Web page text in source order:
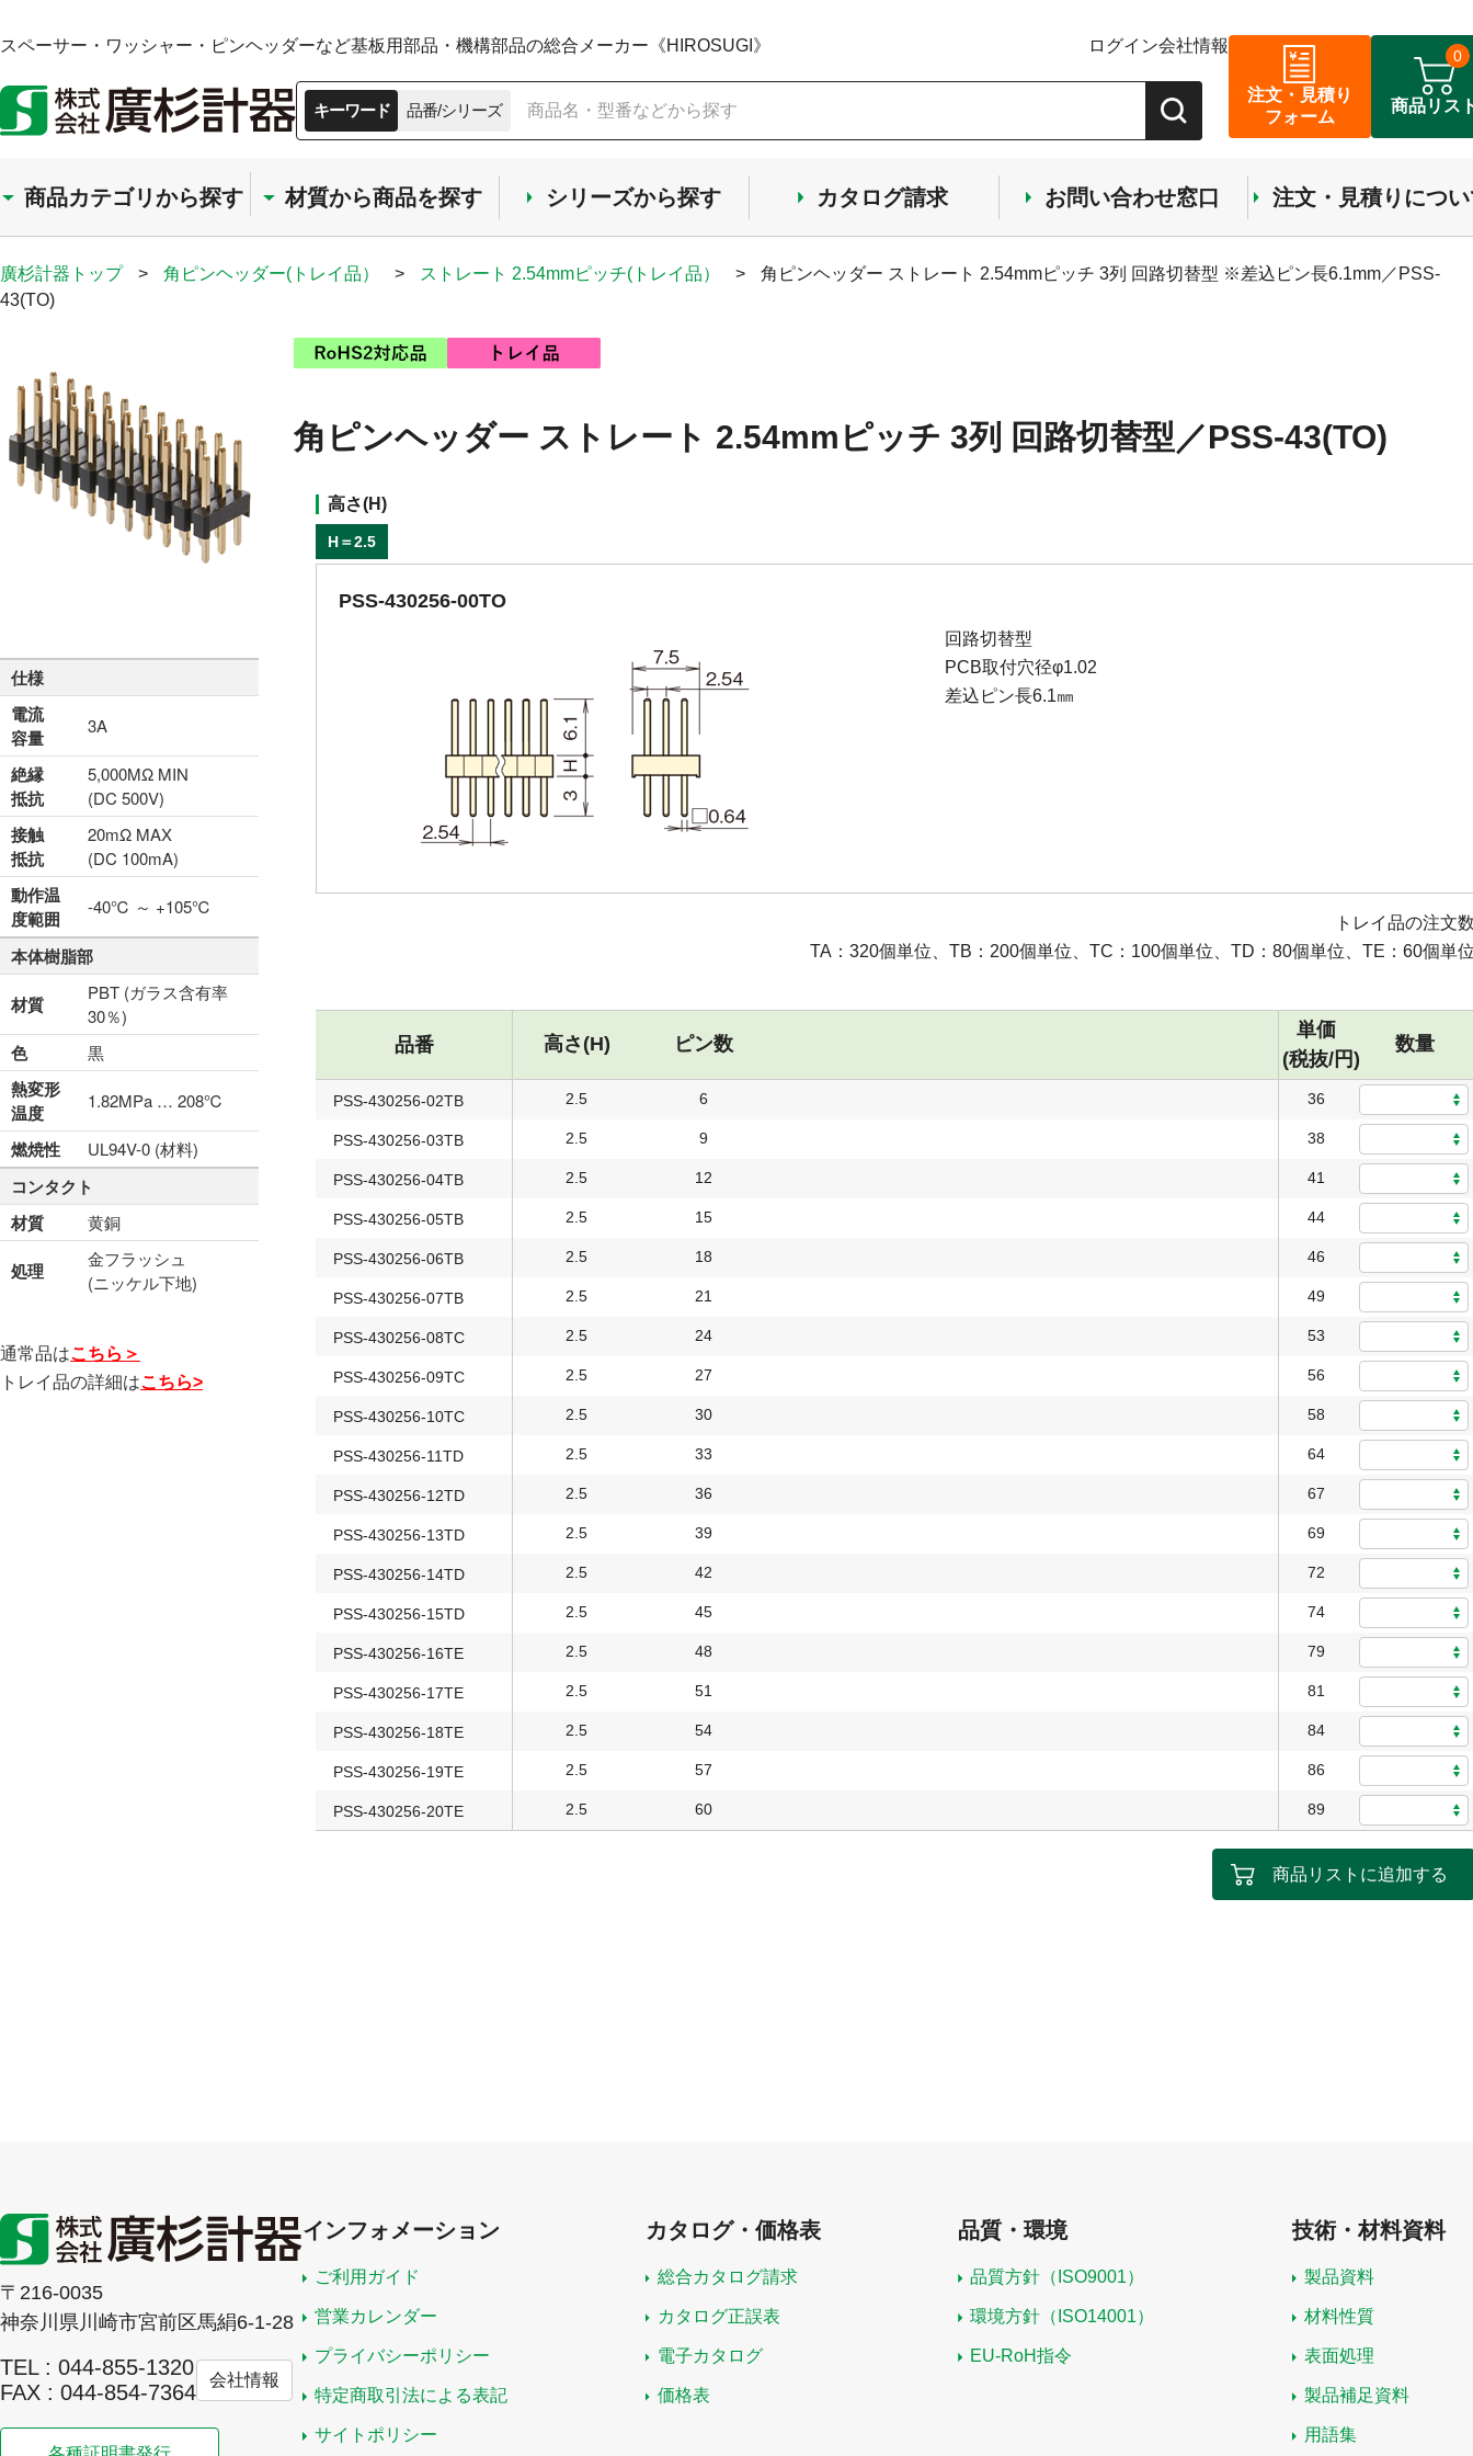
スペーサー・ワッシャー・ピンヘッダーなど基板用部品・機構部品の総合メーカー《HIROSUGI》 ログイン会社情報
キーワード 品番/シリーズ
注文・見積り
フォーム
商品リス
0
商品カテゴリから探す 材質から商品を探す シリーズから探す カタログ請求 お問い合わせ窓口 注文・見積りにつ
廣杉計器トップ > 角ピンヘッダー(トレイ品） > ストレート 2.54mmピッチ(トレイ品） >
角ピンヘッダー ストレート 2.54mmピッチ 3列 回路切替型 ※差込ピン長6.1mm／PSS-
43(TO)
仕様
電流
容量
3A
絶縁
抵抗
5,000MΩ MIN
(DC 500V)
接触
抵抗
20mΩ MAX
(DC 100mA)
動作温
度範囲
-40℃ ～ +105℃
本体樹脂部
材質
PBT (ガラス含有率
30％)
色 黒
熱変形
温度
1.82MPa … 208℃
燃焼性 UL94V-0 (材料)
コンタクト
材質
黄銅
処理
金フラッシュ
(ニッケル下地)
通常品はこちら＞
トレイ品の詳細はこちら>
角ピンヘッダー ストレート 2.54mmピッチ 3列 回路切替型／PSS-43(TO)
高さ(H)
H＝2.5
PSS-430256-00TO
回路切替型
PCB取付穴径φ1.02
差込ピン長6.1㎜
トレイ品の注文
TA：320個単位、TB：200個単位、TC：100個単位、TD：80個単位、TE：60個単
品番 高さ(H) ピン数
単価
(税抜/円)
数量
PSS-430256-02TB 2.5 6 36
PSS-430256-03TB 2.5 9 38
PSS-430256-04TB 2.5 12 41
PSS-430256-05TB 2.5 15 44
PSS-430256-06TB 2.5 18 46
PSS-430256-07TB 2.5 21 49
PSS-430256-08TC 2.5 24 53
PSS-430256-09TC 2.5 27 56
PSS-430256-10TC 2.5 30 58
PSS-430256-11TD 2.5 33 64
PSS-430256-12TD 2.5 36 67
PSS-430256-13TD 2.5 39 69
PSS-430256-14TD 2.5 42 72
PSS-430256-15TD 2.5 45 74
PSS-430256-16TE 2.5 48 79
PSS-430256-17TE 2.5 51 81
PSS-430256-18TE 2.5 54 84
PSS-430256-19TE 2.5 57 86
PSS-430256-20TE 2.5 60 89
商品リストに追加する
〒216-0035
神奈川県川崎市宮前区馬絹6-1-28
TEL : 044-855-1320
FAX : 044-854-7364
会社情報
インフォメーション
ご利用ガイド
営業カレンダー
プライバシーポリシー
特定商取引法による表記
サイトポリシー
カタログ・価格表
総合カタログ請求
カタログ正誤表
電子カタログ
価格表
品質・環境
品質方針（ISO9001）
環境方針（ISO14001）
EU-RoH指令
技術・材料資料
製品資料
材料性質
表面処理
製品補足資料
用語集